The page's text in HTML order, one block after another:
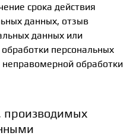
срока действия
данных, отзыв
данных или
персональных
обработки
производимых